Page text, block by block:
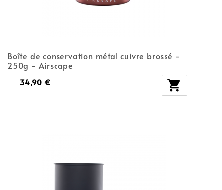
Boîte de conservation métal cuivre brossé -
250g - Airscape
34,90 € 